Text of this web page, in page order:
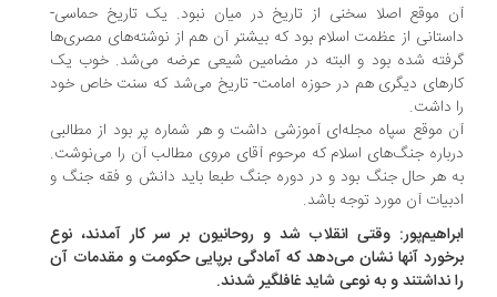
موقع اصلا سخنی از تاریخ در میان نبود. یک تاریخ حماسی-
از عظمت اسلام بود که بیشتر آن هم از نوشته‌های مصری‌ها
شده بود و البته در مضامین شیعی عرضه می‌شد. خوب یک
دیگری هم در حوزه امامت- تاریخ می‌شد که سنت خاص خود
داشت.
موقع سپاه مجله‌ای آموزشی داشت و هر شماره پر بود از مطالبی
جنگ‌های اسلام که مرحوم آقای مروی مطالب آن را می‌نوشت.
هر حال جنگ بود و در دوره جنگ طبعا باید دانش و فقه جنگ و
آن مورد توجه باشد.
وقتی انقلاب شد و روحانیون بر سر کار آمدند، نوع
آنها نشان می‌دهد که آمادگی برپایی حکومت و مقدمات آن
نداشتند و به نوعی شاید غافلگیر شدند.